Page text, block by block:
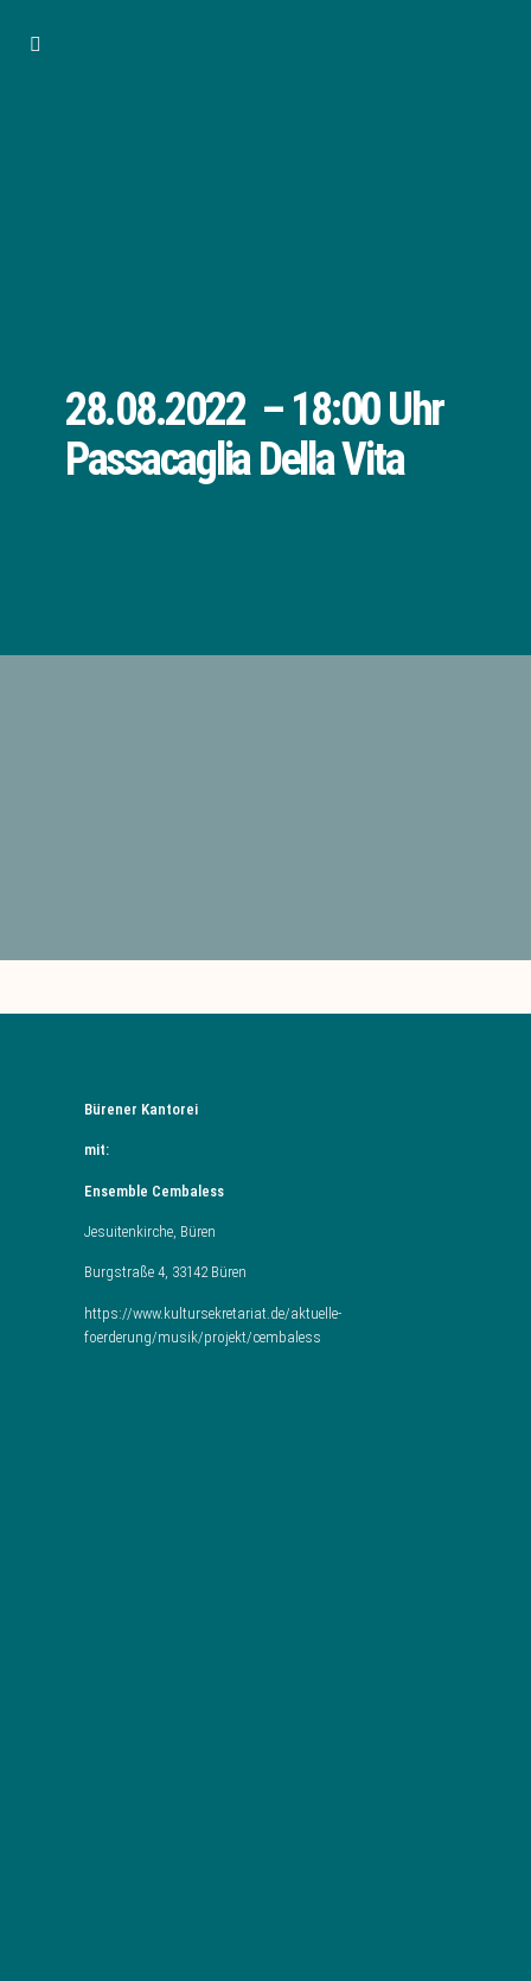
28.08.2022 – 18:00 Uhr
Passacaglia Della Vita
Bürener Kantorei
mit:
Ensemble Cembaless
Jesuitenkirche, Büren
Burgstraße 4, 33142 Büren
https://www.kultursekretariat.de/aktuelle-
foerderung/musik/projekt/cembaless